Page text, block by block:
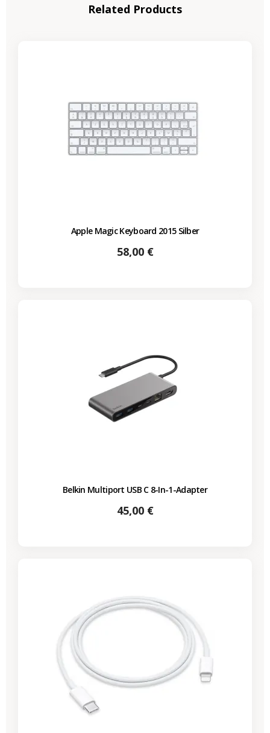
Related Products
Apple Magic Keyboard 2015 Silber
Preis
58,00 €
Belkin Multiport USB C 8-In-1-Adapter
Preis
45,00 €